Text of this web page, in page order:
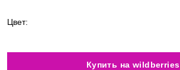
Цвет:
Купить на wildberries